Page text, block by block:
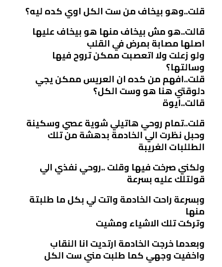
قلت..وهو بيخاف من ست الكل اوي كده ليه؟
قالت..هو مش بيخاف منها هو بيخاف عليها
اصلها مصابة بمرض في القلب
ولو زعلت ولا اتعصبت ممكن تروح فيها
وسالتها؟
قلت..افهم من كده ان العريس ممكن يجي
دلوقتي هنا هو وست الكل؟
قالت..ايوة
قلت..تمام روحي هاتيلي شوية عصي وسكينة
وحبل نظرت الي الخادمة بدهشة من تلك
الطللبات الغريبة
ولكني صرخت فيها وقلت ..روحي نفذي الي
قولتلك عليه بسرعة
وبسرعة راحت الخادمة واتت لي بكل ما طلبتة
منها
وتركت تلك الاشياء ومشيت
وبعدما خرجت الخادمة ارتديت انا النقاب
واخفيت وجهي كما طلبت مني ست الكل